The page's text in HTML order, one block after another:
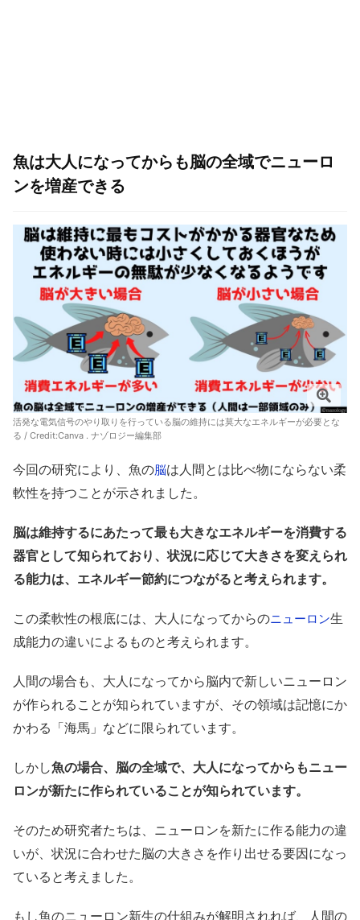
魚は大人になってからも脳の全域でニューロ
ンを増産できる
活発な電気信号のやり取りを行っている脳の維持には莫大なエネルギーが必要とな
る / Credit:Canva . ナゾロジー編集部
今回の研究により、魚の脳は人間とは比べ物にならない柔
軟性を持つことが示されました。
脳は維持するにあたって最も大きなエネルギーを消費する
器官として知られており、状況に応じて大きさを変えられ
る能力は、エネルギー節約につながると考えられます。
この柔軟性の根底には、大人になってからのニューロン生
成能力の違いによるものと考えられます。
人間の場合も、大人になってから脳内で新しいニューロン
が作られることが知られていますが、その領域は記憶にか
かわる「海馬」などに限られています。
しかし魚の場合、脳の全域で、大人になってからもニュー
ロンが新たに作られていることが知られています。
そのため研究者たちは、ニューロンを新たに作る能力の違
いが、状況に合わせた脳の大きさを作り出せる要因になっ
ていると考えました。
もし魚のニューロン新生の仕組みが解明されれば、人間の